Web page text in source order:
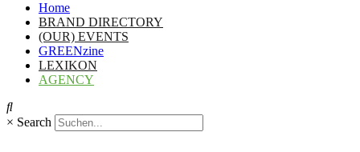
Home
BRAND DIRECTORY
(OUR) EVENTS
GREENzine
LEXIKON
AGENCY
× Search